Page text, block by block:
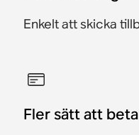
Enkelt att skicka
Fler sätt att